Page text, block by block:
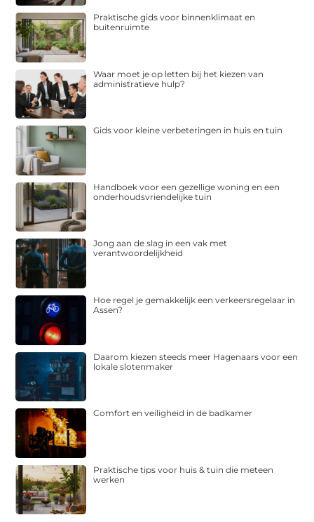
Praktische gids voor binnenklimaat en
buitenruimte
Waar moet je op letten bij het kiezen van
administratieve hulp?
Gids voor kleine verbeteringen in huis en tuin
Handboek voor een gezellige woning en een
onderhoudsvriendelijke tuin
Jong aan de slag in een vak met
verantwoordelijkheid
Hoe regel je gemakkelijk een verkeersregelaar in
Assen?
Daarom kiezen steeds meer Hagenaars voor een
lokale slotenmaker
Comfort en veiligheid in de badkamer
Praktische tips voor huis & tuin die meteen
werken